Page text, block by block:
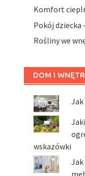
Komfort
Pokój dziecka
Rośliny we
DOM I
wskazówki
Jak